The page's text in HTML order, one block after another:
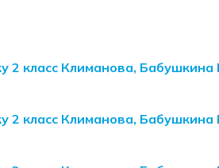
2 класс Климанова,
2 класс Климанова,